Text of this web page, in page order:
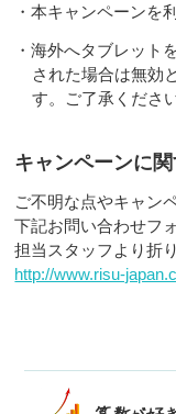
・本キャンペーンを
・海外へタブレット
された場合は無効
す。ご了承ください
キャンペーンに
ご不明な点やキャン
下記お問い合わせフ
担当スタッフより折
http://www.risu-